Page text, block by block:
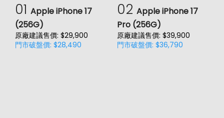
01 Apple iPhone 17
(256G)
原廠建議售價: $29,900
門市破盤價: $28,490
02 Apple iPhone 17
Pro (256G)
原廠建議售價: $39,900
門市破盤價: $36,790